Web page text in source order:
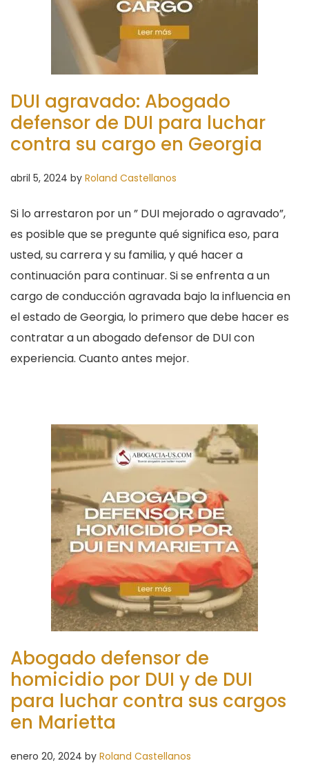
DUI agravado: Abogado
defensor de DUI para luchar
contra su cargo en Georgia
abril 5, 2024 by Roland Castellanos
Si lo arrestaron por un ” DUI mejorado o agravado”,
es posible que se pregunte qué significa eso, para
usted, su carrera y su familia, y qué hacer a
continuación para continuar. Si se enfrenta a un
cargo de conducción agravada bajo la influencia en
el estado de Georgia, lo primero que debe hacer es
contratar a un abogado defensor de DUI con
experiencia. Cuanto antes mejor.
Abogado defensor de
homicidio por DUI y de DUI
para luchar contra sus cargos
en Marietta
enero 20, 2024 by Roland Castellanos